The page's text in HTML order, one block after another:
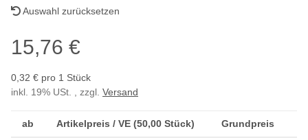
Auswahl zurücksetzen
15,76 €
0,32 € pro 1 Stück
inkl. 19% USt. , zzgl. Versand
ab Artikelpreis / VE (50,00 Stück) Grundpreis